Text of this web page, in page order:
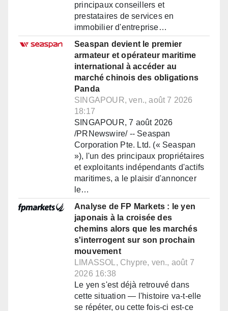
principaux conseillers et
prestataires de services en
immobilier d'entreprise…
Seaspan devient le premier
armateur et opérateur maritime
international à accéder au
marché chinois des obligations
Panda
SINGAPOUR, ven., août 7 2026
18:17
SINGAPOUR, 7 août 2026
/PRNewswire/ -- Seaspan
Corporation Pte. Ltd. (« Seaspan
»), l'un des principaux propriétaires
et exploitants indépendants d'actifs
maritimes, a le plaisir d'annoncer
le…
Analyse de FP Markets : le yen
japonais à la croisée des
chemins alors que les marchés
s'interrogent sur son prochain
mouvement
LIMASSOL, Chypre, ven., août 7
2026 16:38
Le yen s'est déjà retrouvé dans
cette situation — l'histoire va-t-elle
se répéter, ou cette fois-ci est-ce